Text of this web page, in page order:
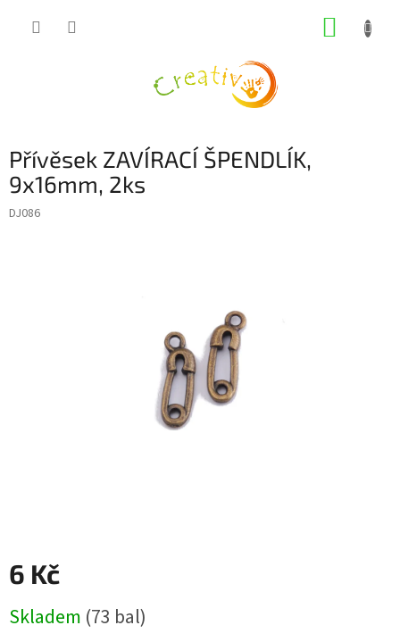
Přívěsek ZAVÍRACÍ ŠPENDLÍK,
9x16mm, 2ks
DJ086
6 Kč
cena:
Skladem (73 bal)